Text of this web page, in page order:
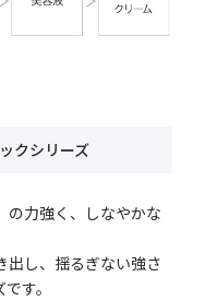
クシリーズ
の力強く、しなやかな
出し、揺るぎない強さ
す。